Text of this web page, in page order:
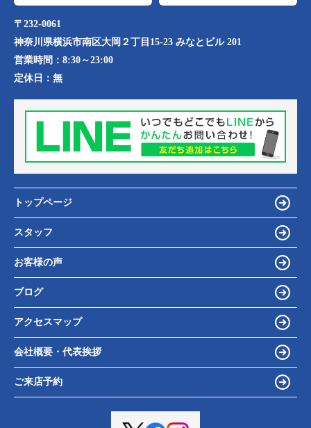
〒232-0061
神奈川県横浜市南区大岡２丁目15-23 みなとビル 201
営業時間： 8:30～23:00
定休日： 無
トップページ
スタッフ
お客様の声
ブログ
アクセスマップ
会社概要・代表挨拶
ご来店予約